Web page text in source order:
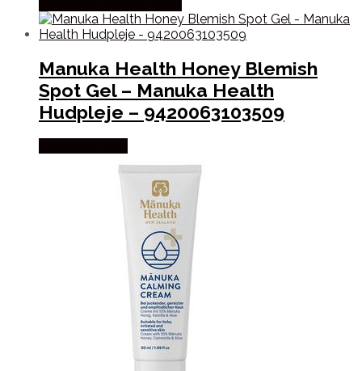
Manuka Health Honey Blemish
Spot Gel – Manuka Health
Hudpleje – 9420063103509